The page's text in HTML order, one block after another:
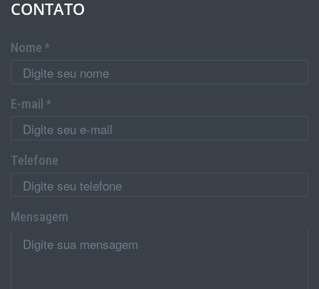
CONTATO
Nome *
E-mail *
Telefone
Mensagem